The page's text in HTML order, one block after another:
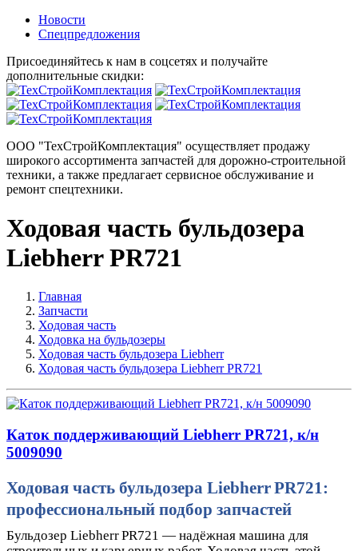
Новости
Спецпредложения
Присоединяйтесь к нам в соцсетях и получайте
дополнительные скидки:
ООО "ТехСтройКомплектация" осуществляет продажу
широкого ассортимента запчастей для дорожно-строительной
техники, а также предлагает сервисное обслуживание и
ремонт спецтехники.
Ходовая часть бульдозера
Liebherr PR721
Главная
Запчасти
Ходовая часть
Ходовка на бульдозеры
Ходовая часть бульдозера Liebherr
Ходовая часть бульдозера Liebherr PR721
Каток поддерживающий Liebherr PR721, к/н
5009090
Ходовая часть бульдозера Liebherr PR721:
профессиональный подбор запчастей
Бульдозер Liebherr PR721 — надёжная машина для